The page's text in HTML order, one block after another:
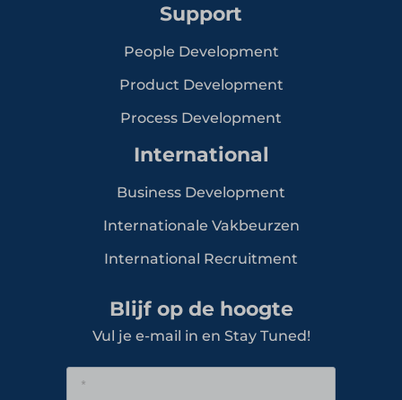
Support
People Development
Product Development
Process Development
International
Business Development
Internationale Vakbeurzen
International Recruitment
Blijf op de hoogte
Vul je e-mail in en Stay Tuned!